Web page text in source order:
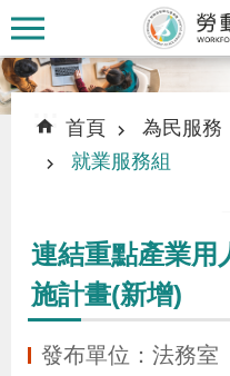
跳到主要內容區塊
認
識
本
:::
::: 首頁 為民服務
就業服務組
連結重點產業用
施計畫(新增)
發布單位：法務室